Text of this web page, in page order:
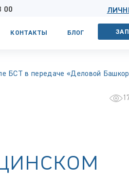
00
КОНТАКТЫ БЛОГ
БСТ в передаче «Деловой